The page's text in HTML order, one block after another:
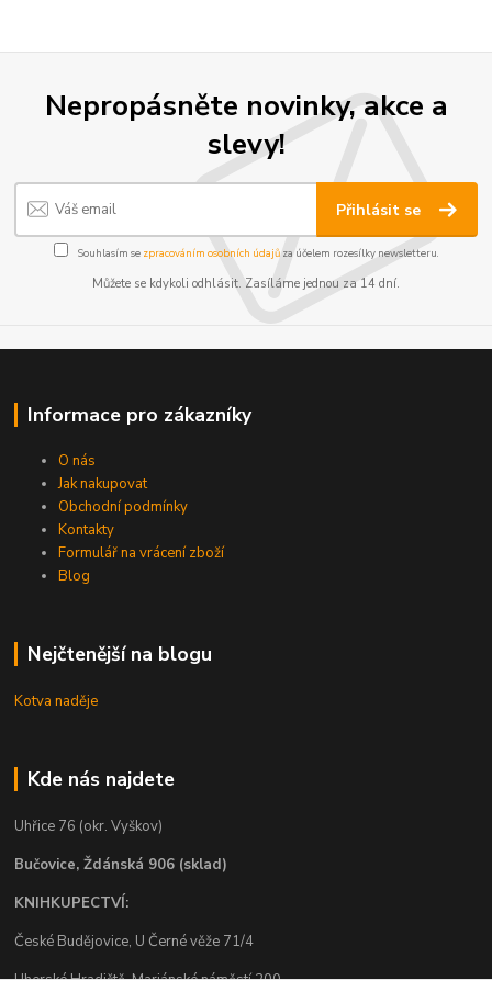
Nepropásněte novinky, akce a
slevy!
Přihlásit se
Souhlasím se zpracováním osobních údajůza účelem rozesílky newsletteru.
Můžete se kdykoli odhlásit. Zasíláme jednou za 14 dní.
Informace pro zákazníky
O nás
Jak nakupovat
Obchodní podmínky
Kontakty
Formulář na vrácení zboží
Blog
Nejčtenější na blogu
Kotva naděje
Kde nás najdete
Uhřice 76 (okr. Vyškov)
Bučovice, Ždánská 906 (sklad)
KNIHKUPECTVÍ:
České Budějovice, U Černé věže 71/4
Uherské Hradiště, Mariánské náměstí 200